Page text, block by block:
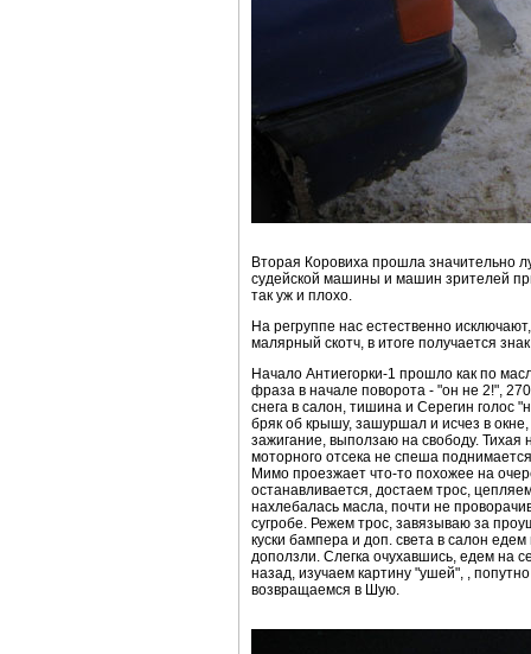
Вторая Коровиха прошла значительно
судейской машины и машин зрителей
так уж и плохо.
На регруппе нас естественно
малярный скотч, в итоге получается
Начало Антиегорки-1 прошло как по
фраза в начале поворота - "он не 2!",
снега в салон, тишина и Серегин голос
бряк об крышу, зашуршал и исчез в
зажигание, выползаю на свободу. Тихая
моторного отсека не спеша
Мимо проезжает что-то похожее на
останавливается, достаем трос,
нахлебалась масла, почти не
сугробе. Режем трос, завязываю за
куски бампера и доп. света в салон
доползли. Слегка очухавшись, едем на
назад, изучаем картину "ушей", ,
возвращаемся в Шую.